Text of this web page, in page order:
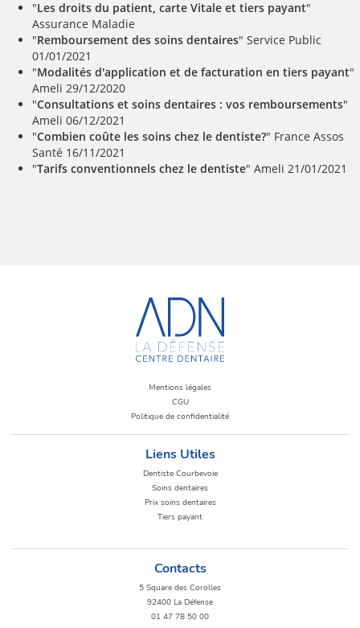
"Les droits du patient, carte Vitale et tiers payant"
Assurance Maladie
"Remboursement des soins dentaires" Service Public
01/01/2021
"Modalités d'application et de facturation en tiers payant"
Ameli 29/12/2020
"Consultations et soins dentaires : vos remboursements"
Ameli 06/12/2021
"Combien coûte les soins chez le dentiste?" France Assos
Santé 16/11/2021
"Tarifs conventionnels chez le dentiste" Ameli 21/01/2021
Mentions légales
CGU
Politique de confidentialité
Liens Utiles
Dentiste Courbevoie
Soins dentaires
Prix soins dentaires
Tiers payant
Contacts
5 Square des Corolles
92400 La Défense
01 47 78 50 00